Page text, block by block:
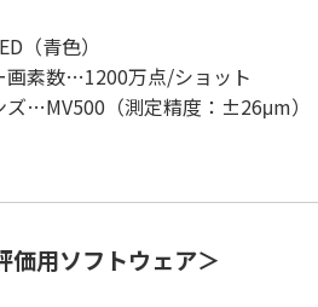
（青色）
画素数…1200万点/ショット
ズ…MV500（測定精度：±26μm）
価用ソフトウェア＞